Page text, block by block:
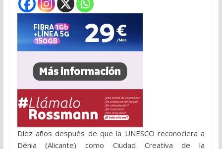
Diez años después de que la UNESCO reconociera a
Dénia (Alicante) como Ciudad Creativa de la